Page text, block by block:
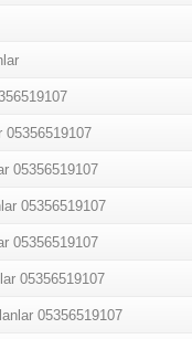
05356519107
05356519107
05356519107
05356519107
05356519107
05356519107